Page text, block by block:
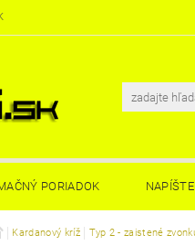
PORIADOK
Kardanový kríž Typ 2 - zaistené